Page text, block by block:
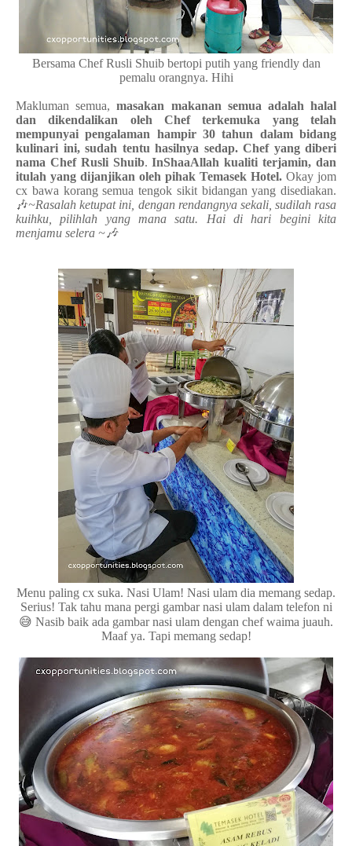
Bersama Chef Rusli Shuib bertopi putih yang friendly dan
pemalu orangnya. Hihi
Makluman semua,masakan makanan semua adalah halal
dan dikendalikan oleh Chef terkemuka yang telah
mempunyai pengalaman hampir 30 tahun dalam bidang
kulinari ini, sudah tentu hasilnya sedap. Chef yang diberi
nama Chef Rusli Shuib.InShaaAllah kualiti terjamin, dan
itulah yang dijanjikan oleh pihak Temasek Hotel. Okay jom
cx bawa korang semua tengok sikit bidangan yang disediakan.
🎶~Rasalah ketupat ini, dengan rendangnya sekali, sudilah rasa
kuihku, pilihlah yang mana satu. Hai di hari begini kita
menjamu selera ~🎶
Menu paling cx suka. Nasi Ulam! Nasi ulam dia memang sedap.
Serius! Tak tahu mana pergi gambar nasi ulam dalam telefon ni
😅 Nasib baik ada gambar nasi ulam dengan chef waima juauh.
Maaf ya. Tapi memang sedap!